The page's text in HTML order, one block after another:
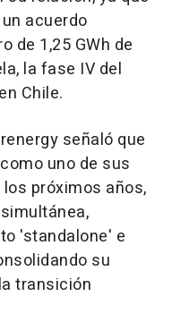
acuerdo
de 1,25 GWh de
la fase IV del
Chile.
señaló que
uno de sus
próximos años,
'standalone' e
su
transición